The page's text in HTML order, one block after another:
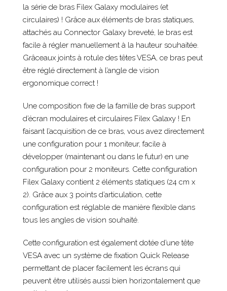
la série de bras Filex Galaxy modulaires (et
circulaires) ! Grâce aux éléments de bras statiques,
attachés au Connector Galaxy breveté, le bras est
facile à régler manuellement à la hauteur souhaitée.
Grâceaux joints à rotule des têtes VESA, ce bras peut
être réglé directement à l’angle de vision
ergonomique correct !
Une composition fixe de la famille de bras support
d’écran modulaires et circulaires Filex Galaxy ! En
faisant l’acquisition de ce bras, vous avez directement
une configuration pour 1 moniteur, facile à
développer (maintenant ou dans le futur) en une
configuration pour 2 moniteurs. Cette configuration
Filex Galaxy contient 2 éléments statiques (24 cm x
2). Grâce aux 3 points d’articulation, cette
configuration est réglable de manière flexible dans
tous les angles de vision souhaité.
Cette configuration est également dotée d’une tête
VESA avec un système de fixation Quick Release
permettant de placer facilement les écrans qui
peuvent être utilisés aussi bien horizontalement que